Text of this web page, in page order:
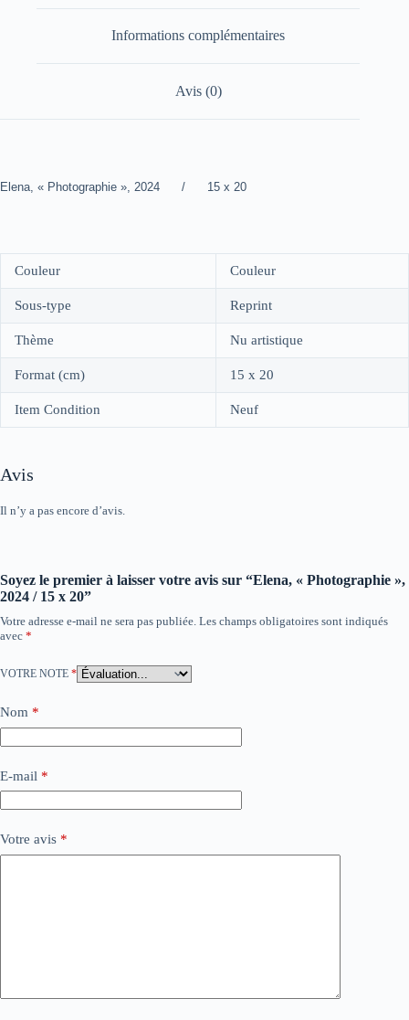
Informations complémentaires
Avis (0)
Elena, « Photographie », 2024 / 15 x 20
Couleur Couleur
Sous-type Reprint
Thème Nu artistique
Format (cm) 15 x 20
Item Condition Neuf
Avis
Il n’y a pas encore d’avis.
Soyez le premier à laisser votre avis sur “Elena, « Photographie »,
2024 / 15 x 20”
Votre adresse e-mail ne sera pas publiée. Les champs obligatoires sont indiqués
avec *
VOTRE NOTE *
Nom *
E-mail *
Votre avis *